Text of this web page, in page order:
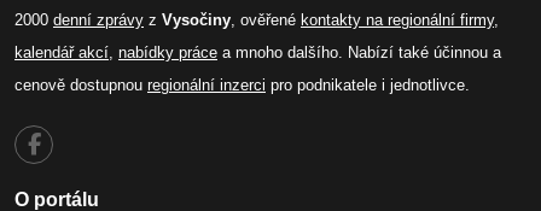
2000 denní zprávy z Vysočiny , ověřené kontakty na regionální firmy,
kalendář akcí nabídky práce a mnoho dalšího. Nabízí také účinnou a
cenově dostupnou regionální inzerci pro podnikatele i jednotlivce.
O portálu